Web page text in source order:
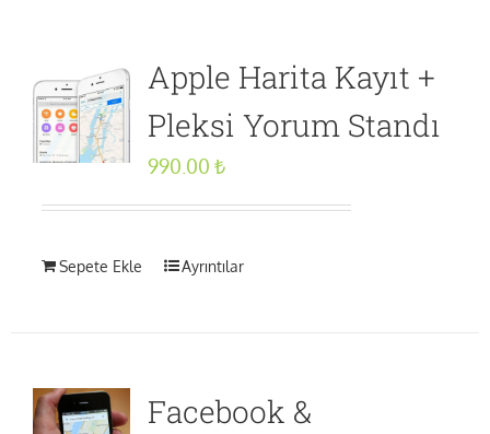
Apple Harita Kayıt +
Pleksi Yorum Standı
990.00 ₺
Sepete Ekle Ayrıntılar
Facebook &